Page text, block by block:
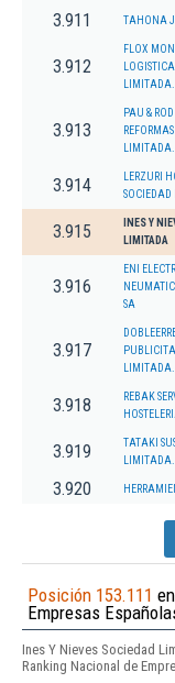
3.911 TAHONA
3.912
FLOX
LIMITADA.
3.913
PAU &
LIMITADA.
3.914
LERZURI
3.915
INES Y
LIMITADA
3.916
ENI
SA
3.917
LIMITADA.
3.918
REBAK
3.919
TATAKI
LIMITADA.
3.920
Posición 153.111
Empresas
Ines Y Nieves Sociedad
Ranking Nacional de